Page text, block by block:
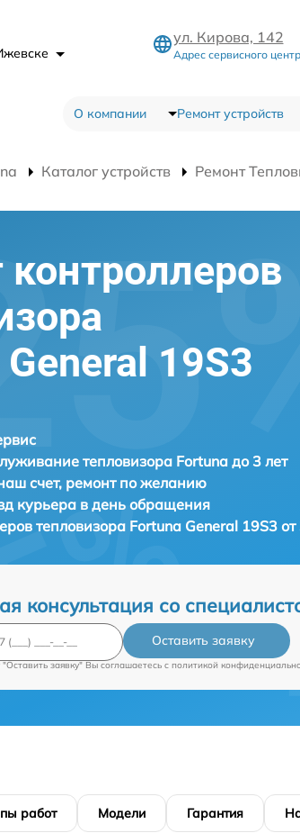
ул. Кирова, 142
Адрес сервисного
О компании Ремонт устройств
Каталог устройств Ремонт
19S3
тепловизора Fortuna до 3 лет
счет, ремонт по желанию
курьера в день обращения
тепловизора Fortuna General 19S3
консультация со
Оставить заявку
заявку" Вы соглашаетесь c политикой
работ Модели Гарантия